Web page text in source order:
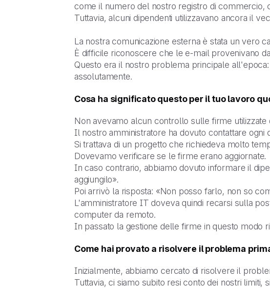
come il numero del nostro registro di commercio,
Tuttavia, alcuni dipendenti utilizzavano ancora il
La nostra comunicazione esterna è stata un vero
È difficile riconoscere che le e-mail provenivano
Questo era il nostro problema principale
assolutamente.
Cosa ha significato questo per il tuo lavoro
Non avevamo alcun controllo sulle firme utilizzate
Il nostro amministratore ha dovuto contattare
Si trattava di un progetto che richiedeva molto
Dovevamo verificare se le firme erano aggiornate.
In caso contrario, abbiamo dovuto informare il
aggiungilo».
Poi arrivò la risposta: «Non posso farlo, non so
L'amministratore IT doveva quindi recarsi sulla
computer da remoto.
In passato la gestione delle firme in questo modo
Come hai provato a risolvere il problema
Inizialmente, abbiamo cercato di risolvere il
Tuttavia, ci siamo subito resi conto dei nostri limiti,